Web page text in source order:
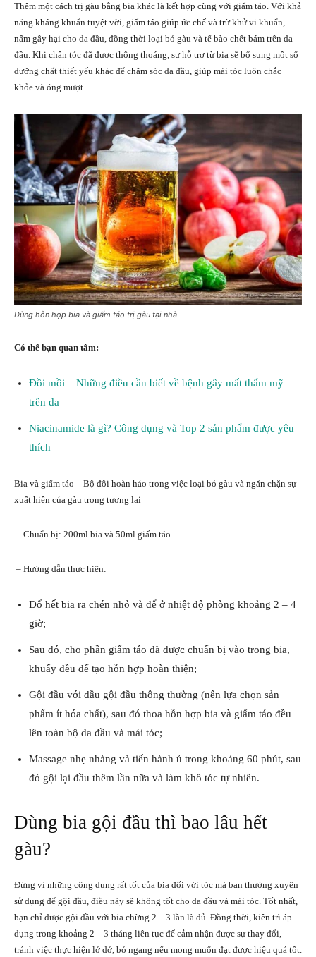
Thêm một cách trị gàu bằng bia khác là kết hợp cùng với giấm táo. Với khả
năng kháng khuẩn tuyệt vời, giấm táo giúp ức chế và trừ khử vi khuẩn,
nấm gây hại cho da đầu, đồng thời loại bỏ gàu và tế bào chết bám trên da
đầu. Khi chân tóc đã được thông thoáng, sự hỗ trợ từ bia sẽ bổ sung một số
dưỡng chất thiết yếu khác để chăm sóc da đầu, giúp mái tóc luôn chắc
khỏe và óng mượt.
Dùng hỗn hợp bia và giấm táo trị gàu tại nhà
Có thể bạn quan tâm:
Đồi mồi – Những điều cần biết về bệnh gây mất thẩm mỹ
trên da
Niacinamide là gì? Công dụng và Top 2 sản phẩm được yêu
thích
Bia và giấm táo – Bộ đôi hoàn hảo trong việc loại bỏ gàu và ngăn chặn sự
xuất hiện của gàu trong tương lai
– Chuẩn bị: 200ml bia và 50ml giấm táo.
– Hướng dẫn thực hiện:
Đổ hết bia ra chén nhỏ và để ở nhiệt độ phòng khoảng 2 – 4
giờ;
Sau đó, cho phần giấm táo đã được chuẩn bị vào trong bia,
khuấy đều để tạo hỗn hợp hoàn thiện;
Gội đầu với dầu gội đầu thông thường (nên lựa chọn sản
phẩm ít hóa chất), sau đó thoa hỗn hợp bia và giấm táo đều
lên toàn bộ da đầu và mái tóc;
Massage nhẹ nhàng và tiến hành ủ trong khoảng 60 phút, sau
đó gội lại đầu thêm lần nữa và làm khô tóc tự nhiên.
Dùng bia gội đầu thì bao lâu hết
gàu?
Đừng vì những công dụng rất tốt của bia đối với tóc mà bạn thường xuyên
sử dụng để gội đầu, điều này sẽ không tốt cho da đầu và mái tóc. Tốt nhất,
bạn chỉ được gội đầu với bia chừng 2 – 3 lần là đủ. Đồng thời, kiên trì áp
dụng trong khoảng 2 – 3 tháng liên tục để cảm nhận được sự thay đổi,
tránh việc thực hiện lở dở, bỏ ngang nếu mong muốn đạt được hiệu quả tốt.